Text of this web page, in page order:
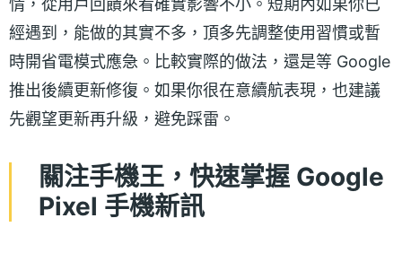
情，從用戶回饋來看確實影響不小。短期內如果你已
經遇到，能做的其實不多，頂多先調整使用習慣或暫
時開省電模式應急。比較實際的做法，還是等 Google
推出後續更新修復。如果你很在意續航表現，也建議
先觀望更新再升級，避免踩雷。
關注手機王，快速掌握 Google
Pixel 手機新訊